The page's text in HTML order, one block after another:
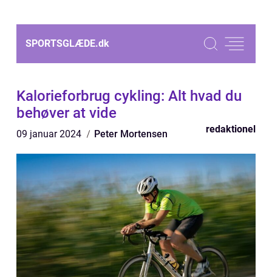
SPORTSGLÆDE.dk
Kalorieforbrug cykling: Alt hvad du
behøver at vide
09 januar 2024 Peter Mortensen redaktionel